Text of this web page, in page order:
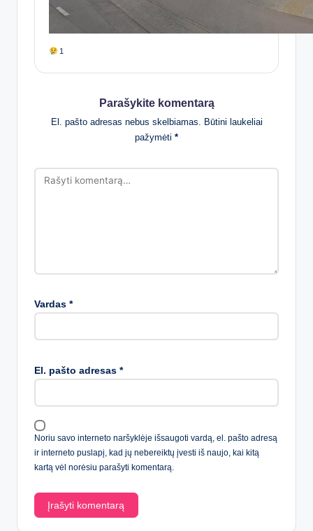
1
Parašykite komentarą
El. pašto adresas nebus skelbiamas.
Būtini laukeliai
pažymėti *
Vardas *
El. pašto adresas *
Noriu savo interneto naršyklėje išsaugoti vardą, el. pašto adresą
ir interneto puslapį, kad jų nebereiktų įvesti iš naujo, kai kitą
kartą vėl norėsiu parašyti komentarą.